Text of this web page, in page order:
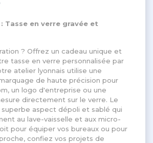
Tasse en verre gravée et
? Offrez un cadeau unique et
tasse en verre personnalisée par
atelier lyonnais utilise une
de haute précision pour
un logo d'entreprise ou une
directement sur le verre. Le
aspect dépoli et sablé qui
au lave-vaisselle et aux micro-
pour équiper vos bureaux ou pour
confiez vos projets de